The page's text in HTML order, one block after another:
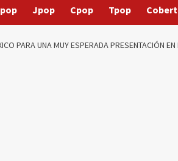
Jpop Cpop Tpop
PARA UNA MUY ESPERADA PRESENTACIÓN